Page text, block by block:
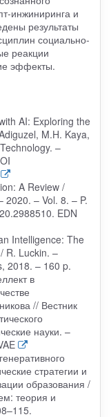
инжиниринга и
результаты
социально-
реакции
эффекты.
AI: Exploring the
M.H. Kaya,
–
A Review /
2020. – Vol. 8. – P.
EDN
Intelligence: The
R. Luckin. –
2018. – 160 p.
в
// Вестник
науки. –
стратегии и
образования /
теория и